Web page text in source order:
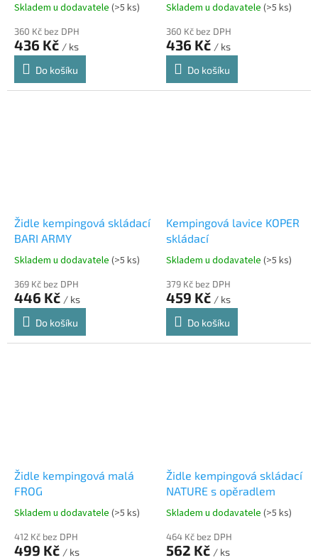
Skladem u dodavatele (>5 ks)
360 Kč bez DPH
436 Kč / ks
Do košíku
Skladem u dodavatele (>5 ks)
360 Kč bez DPH
436 Kč / ks
Do košíku
Židle kempingová skládací
BARI ARMY
Skladem u dodavatele (>5 ks)
369 Kč bez DPH
446 Kč / ks
Do košíku
Kempingová lavice KOPER
skládací
Skladem u dodavatele (>5 ks)
379 Kč bez DPH
459 Kč / ks
Do košíku
Židle kempingová malá
FROG
Skladem u dodavatele (>5 ks)
412 Kč bez DPH
499 Kč / ks
Židle kempingová skládací
NATURE s opěradlem
Skladem u dodavatele (>5 ks)
464 Kč bez DPH
562 Kč / ks